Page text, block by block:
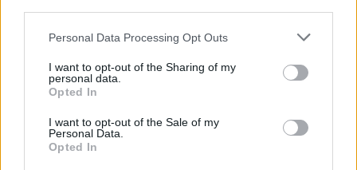
Please note that this website/app uses one or more Google
not limited to your visit or usage behaviour. You may click to
grant or deny consent to Google and its third-party tags to
use your data for below specified purposes in below Google
consent section.
Personal Data Processing Opt Outs
I want to opt-out of the Sharing of my
personal data.
Opted In
I want to opt-out of the Sale of my
Personal Data.
Opted In
Lig'leri oynanıyor olsa da ligimizin
bulamıyoruz.